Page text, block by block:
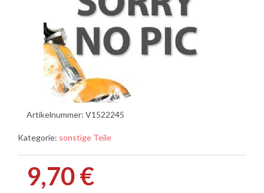
Artikelnummer: V1522245
Kategorie: sonstige Teile
9,70 €